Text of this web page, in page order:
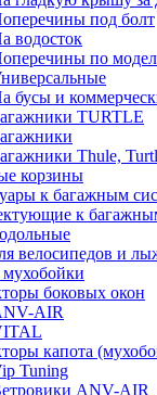
под болт
водосток
по
бусы и
TURTLE
Thule,
корзины
к багажным
к
велосипедов и
боковых окон
AIR
капота
Tuning
ANV-AIR